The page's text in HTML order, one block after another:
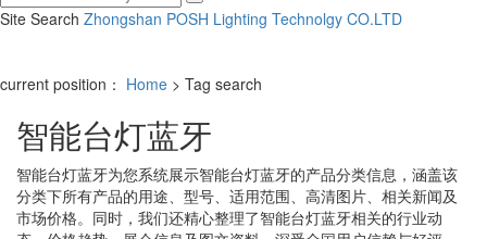
Site Search Zhongshan POSH Lighting Technolgy CO.LTD
current position： Home > Tag search
智能台灯蓝牙
智能台灯蓝牙为您系统展示智能台灯蓝牙的产品分类信息，涵盖该
分类下所有产品的用途、型号、适用范围、高清图片、相关新闻及
市场价格。同时，我们还精心整理了智能台灯蓝牙相关的行业动